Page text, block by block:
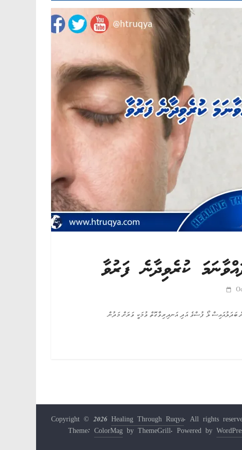
ކުރެވިދާނެ ފަރުވާ
ލޯ ފުސްވެ އަދި އަނދިރިވާގޮތް ވުމަކީ ވަރަށް މަދުން
Copyright © 2026 Healing Through Ruqya. All rights
Theme: ColorMag by ThemeGrill. Powered by